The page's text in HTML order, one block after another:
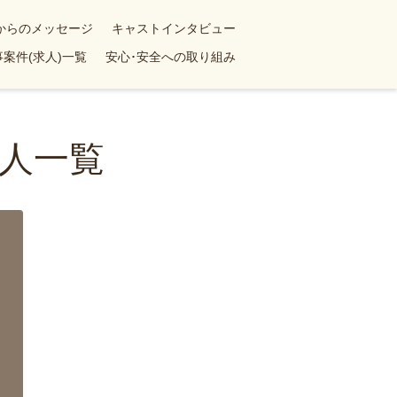
らのメッセージ
キャストインタビュー
案件(求人)一覧 安心･安全への取り組み
一覧